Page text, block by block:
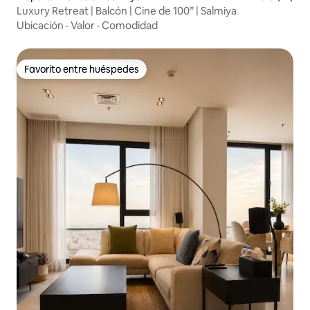
Luxury Retreat | Balcón | Cine de 100” | Salmiya
Ubicación · Valor · Comodidad
Favorito entre huéspedes
Favorito entre huéspedes